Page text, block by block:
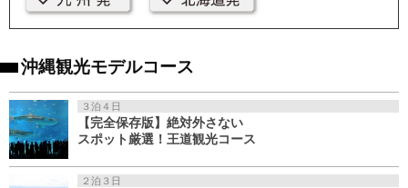
沖縄観光モデルコース
３泊４日
【完全保存版】絶対外さない
スポット厳選！王道観光コース
２泊３日